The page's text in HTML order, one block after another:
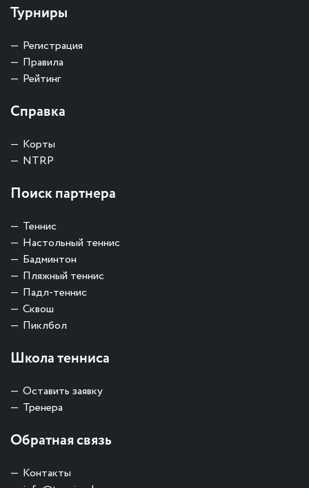
Турниры
Регистрация
Правила
Рейтинг
Справка
Корты
NTRP
Поиск партнера
Теннис
Настольный теннис
Бадминтон
Пляжный теннис
Падл-теннис
Сквош
Пиклбол
Школа тенниса
Оставить заявку
Тренера
Обратная связь
Контакты